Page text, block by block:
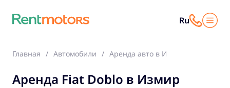
Ru
Главная Автомобили Аренда авто в Измир
Аренда Fiat Doblo в Измир